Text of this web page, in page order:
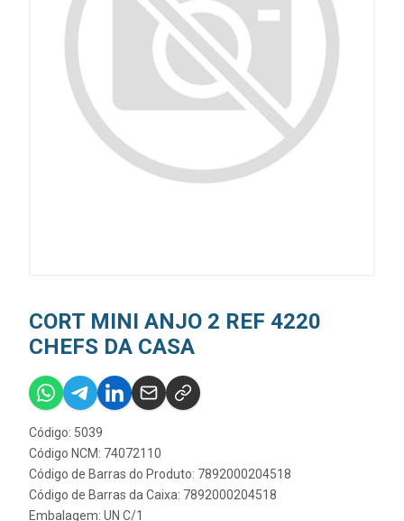
CORT MINI ANJO 2 REF 4220
CHEFS DA CASA
Código: 5039
Código NCM: 74072110
Código de Barras do Produto: 7892000204518
Código de Barras da Caixa: 7892000204518
Embalagem: UN C/1